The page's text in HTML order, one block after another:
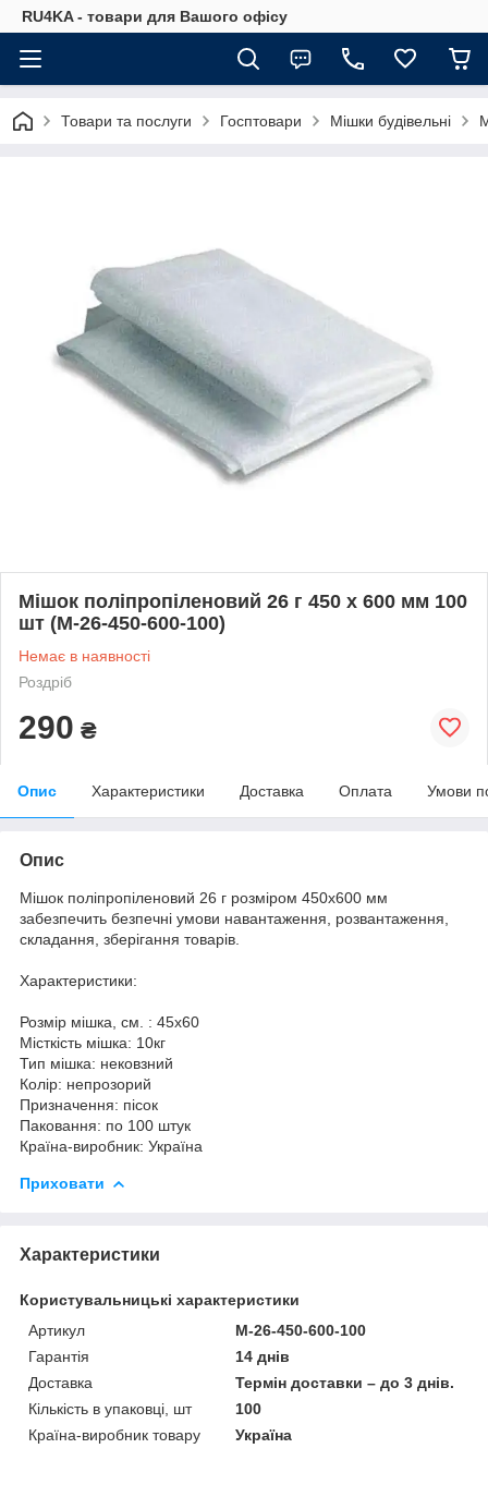
RU4KA - товари для Вашого офісу
Товари та послуги Госптовари Мішки будівельні
Мішок поліпропіленовий 26 г 450 x 600 мм 100
шт (M-26-450-600-100)
Немає в наявності
Роздріб
290 ₴
Опис Характеристики Доставка Оплата Умови
Опис
Мішок поліпропіленовий 26 г розміром 450x600 мм
забезпечить безпечні умови навантаження, розвантаження,
складання, зберігання товарів.
Характеристики:
Розмір мішка, см. : 45x60
Місткість мішка: 10кг
Тип мішка: нековзний
Колір: непрозорий
Призначення: пісок
Паковання: по 100 штук
Країна-виробник: Україна
Приховати
Характеристики
Користувальницькі характеристики
Артикул
M-26-450-600-100
Гарантія
14 днів
Доставка
Термін доставки – до 3 днів.
Кількість в упаковці, шт
100
Країна-виробник товару
Україна